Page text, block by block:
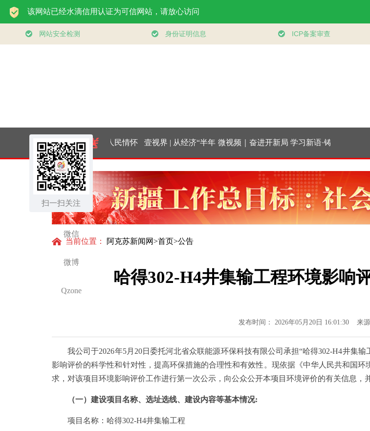
扫一扫关注
微信
微博
Qzone
总书记的人民情怀
｜“扎扎实实建设现
代化产业体系”
壹视界 | 从经济“半年
报”，看“十五五”稳健
开局
微视频｜奋进开新局
实干挑大梁
学习新语·铸魂强党｜
持之以恒推进全面从
严治党
来
砺初
当前位置： 阿克苏新闻网>首页>公告
哈得302-H4井集输工程环境影响
发布时间： 2026年05月20日 16:01:30 来
我公司于2026年5月20日委托河北省众联能源环保科技有限公司承担“哈得302-H4井集输
影响评价的科学性和针对性，提高环保措施的合理性和有效性。现依据《中华人民共和国
求，对该项目环境影响评价工作进行第一次公示，向公众公开本项目环境评价的有关信息，
（一）建设项目名称、选址选线、建设内容等基本情况:
项目名称：哈得302-H4井集输工程